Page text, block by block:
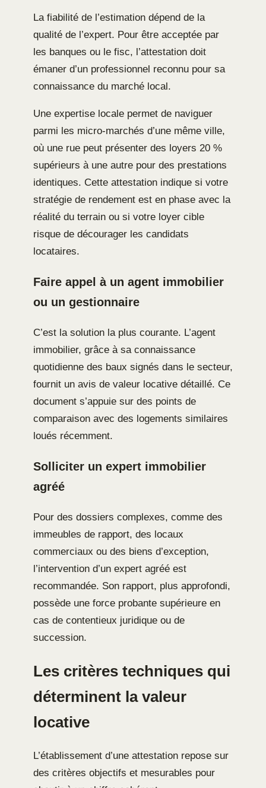
La fiabilité de l’estimation dépend de la
qualité de l’expert. Pour être acceptée par
les banques ou le fisc, l’attestation doit
émaner d’un professionnel reconnu pour sa
connaissance du marché local.
Une expertise locale permet de naviguer
parmi les micro-marchés d’une même ville,
où une rue peut présenter des loyers 20 %
supérieurs à une autre pour des prestations
identiques. Cette attestation indique si votre
stratégie de rendement est en phase avec la
réalité du terrain ou si votre loyer cible
risque de décourager les candidats
locataires.
Faire appel à un agent immobilier
ou un gestionnaire
C’est la solution la plus courante. L’agent
immobilier, grâce à sa connaissance
quotidienne des baux signés dans le secteur,
fournit un avis de valeur locative détaillé. Ce
document s’appuie sur des points de
comparaison avec des logements similaires
loués récemment.
Solliciter un expert immobilier
agréé
Pour des dossiers complexes, comme des
immeubles de rapport, des locaux
commerciaux ou des biens d’exception,
l’intervention d’un expert agréé est
recommandée. Son rapport, plus approfondi,
possède une force probante supérieure en
cas de contentieux juridique ou de
succession.
Les critères techniques qui
déterminent la valeur
locative
L’établissement d’une attestation repose sur
des critères objectifs et mesurables pour